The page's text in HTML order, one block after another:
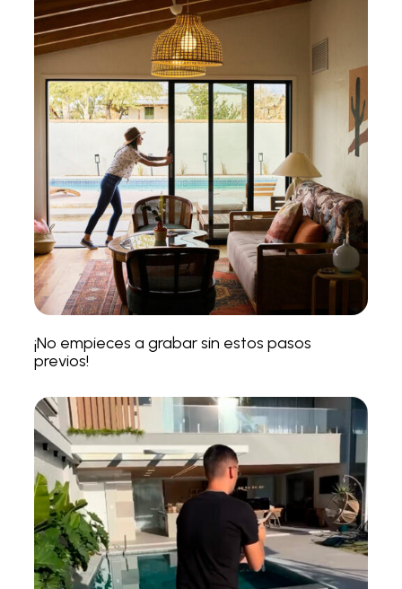
¡No empieces a grabar sin estos pasos
previos!